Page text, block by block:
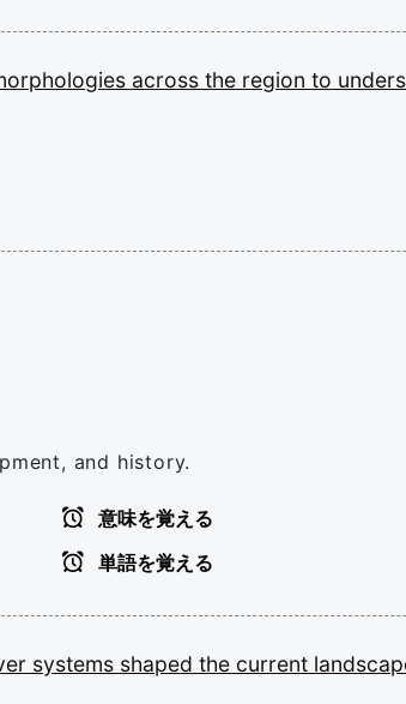
across the region to
and history.
意味を覚える
単語を覚える
systems shaped the current